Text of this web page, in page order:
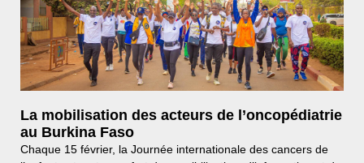
La mobilisation des acteurs de l’oncopédiatrie
au Burkina Faso
Chaque 15 février, la Journée internationale des cancers de